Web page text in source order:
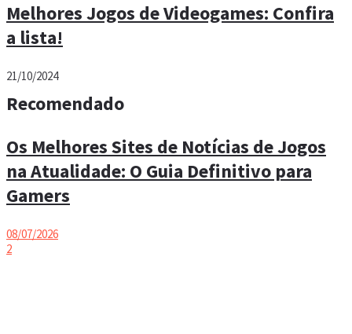
Melhores Jogos de Videogames: Confira
a lista!
21/10/2024
Recomendado
Os Melhores Sites de Notícias de Jogos
na Atualidade: O Guia Definitivo para
Gamers
08/07/2026
2